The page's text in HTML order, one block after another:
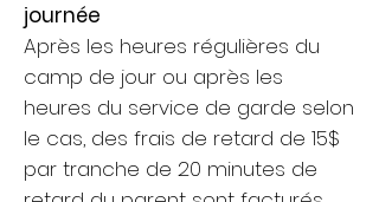
journée
Après les heures régulières du
camp de jour ou après les
heures du service de garde selon
le cas, des frais de retard de 15$
par tranche de 20 minutes de